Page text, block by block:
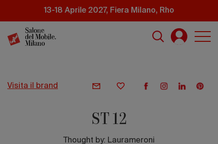
principale
13-18 Aprile 2027, Fiera Milano, Rho
visita il brand
ST 12
Thought by: Laurameroni